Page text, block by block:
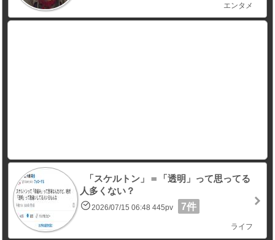
エンタメ
「スケルトン」＝「透明」って思ってる
人多くない？
2026/07/15 06:48 445pv 7件
ライフ